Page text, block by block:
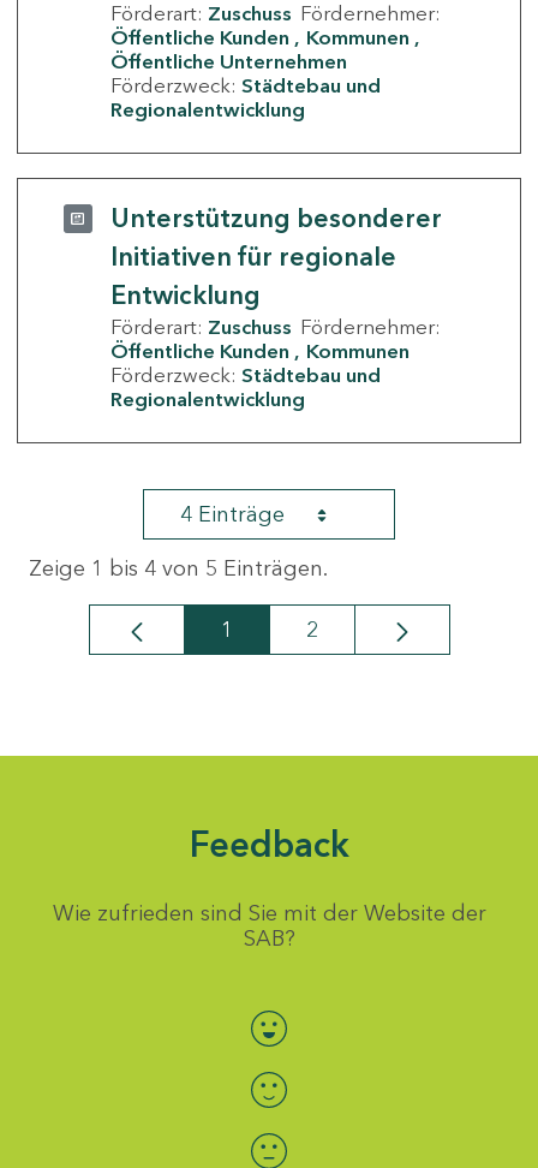
Förderart: Zuschuss Fördernehmer:
Öffentliche Kunden
Kommunen
Öffentliche Unternehmen
Förderzweck: Städtebau und
Regionalentwicklung
Unterstützung besonderer
Initiativen für regionale
Entwicklung
Förderart: Zuschuss Fördernehmer:
Öffentliche Kunden
Kommunen
Förderzweck: Städtebau und
Regionalentwicklung
4 Einträge
Zeige 1 bis 4 von 5 Einträgen.
Seite
1 Seite
2
Feedback
Wie zufrieden sind Sie mit der Website der
SAB?
Bewertung auswählen